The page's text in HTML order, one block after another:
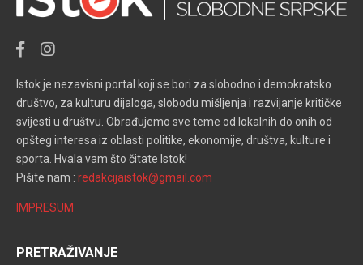
Istok je nezavisni portal koji se bori za slobodno i demokratsko
društvo, za kulturu dijaloga, slobodu mišljenja i razvijanje kritičke
svijesti u društvu. Obrađujemo sve teme od lokalnih do onih od
opšteg interesa iz oblasti politike, ekonomije, društva, kulture i
sporta. Hvala vam što čitate Istok!
Pišite nam : redakcijaistok@gmail.com
IMPRESUM
PRETRAŽIVANJE